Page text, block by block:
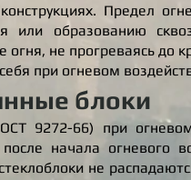
Предел
или образованию
не прогреваясь до
при огневом
блоки
9272-66) при
начала огневого
не